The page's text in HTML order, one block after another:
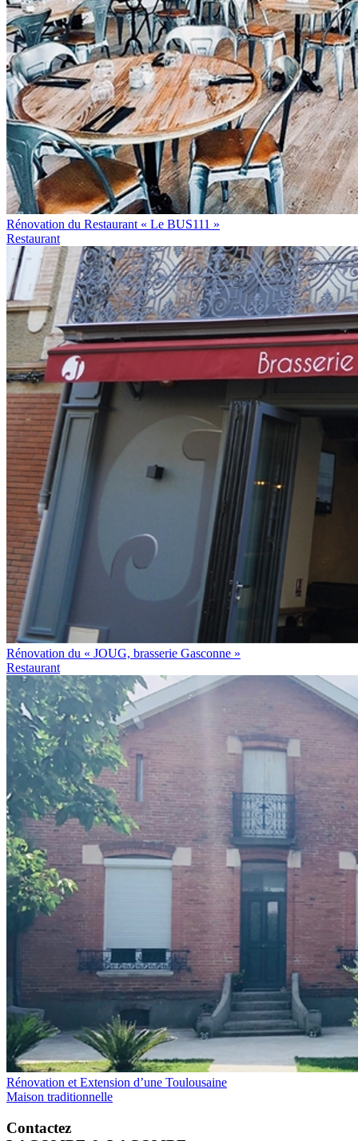
Rénovation du Restaurant « Le BUS111 »
Restaurant
Rénovation du « JOUG, brasserie Gasconne »
Restaurant
Rénovation et Extension d’une Toulousaine
Maison traditionnelle
Contactez